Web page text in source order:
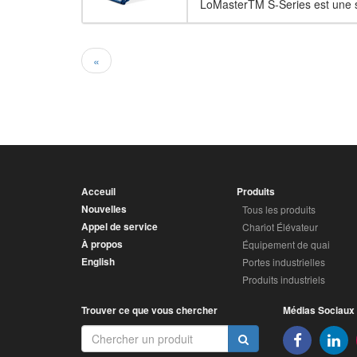
LoMasterTM S-Series est une
«
Acceuil
Nouvelles
Appel de service
À propos
English
Produits
Tous les produits
Chariot Élévateur
Équipement de quai
Portes industrielles
Produits industriels
Trouver ce que vous chercher
Chercher
Médias Sociaux
Facebook